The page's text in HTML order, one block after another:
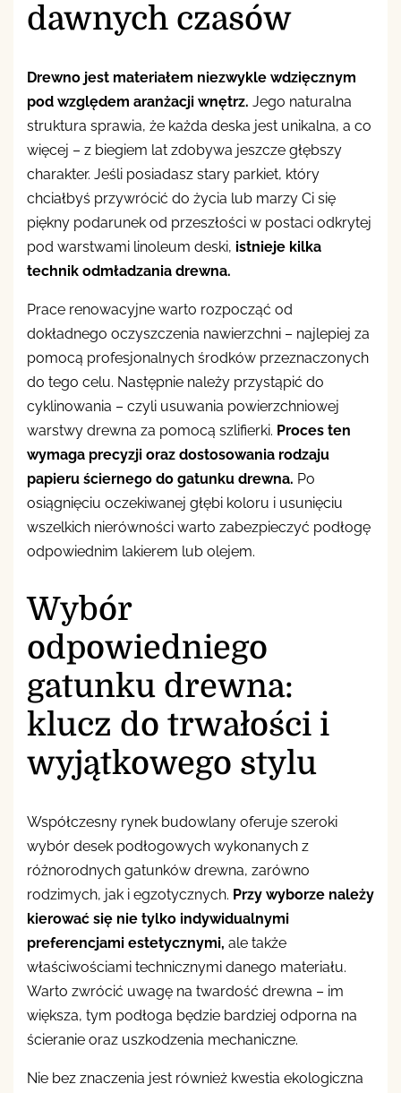
dawnych czasów
Drewno jest materiałem niezwykle wdzięcznym
pod względem aranżacji wnętrz. Jego naturalna
struktura sprawia, że każda deska jest unikalna, a co
więcej – z biegiem lat zdobywa jeszcze głębszy
charakter. Jeśli posiadasz stary parkiet, który
chciałbyś przywrócić do życia lub marzy Ci się
piękny podarunek od przeszłości w postaci odkrytej
pod warstwami linoleum deski, istnieje kilka
technik odmładzania drewna.
Prace renowacyjne warto rozpocząć od
dokładnego oczyszczenia nawierzchni – najlepiej za
pomocą profesjonalnych środków przeznaczonych
do tego celu. Następnie należy przystąpić do
cyklinowania – czyli usuwania powierzchniowej
warstwy drewna za pomocą szlifierki. Proces ten
wymaga precyzji oraz dostosowania rodzaju
papieru ściernego do gatunku drewna. Po
osiągnięciu oczekiwanej głębi koloru i usunięciu
wszelkich nierówności warto zabezpieczyć podłogę
odpowiednim lakierem lub olejem.
Wybór
odpowiedniego
gatunku drewna:
klucz do trwałości i
wyjątkowego stylu
Współczesny rynek budowlany oferuje szeroki
wybór desek podłogowych wykonanych z
różnorodnych gatunków drewna, zarówno
rodzimych, jak i egzotycznych. Przy wyborze należy
kierować się nie tylko indywidualnymi
preferencjami estetycznymi, ale także
właściwościami technicznymi danego materiału.
Warto zwrócić uwagę na twardość drewna – im
większa, tym podłoga będzie bardziej odporna na
ścieranie oraz uszkodzenia mechaniczne.
Nie bez znaczenia jest również kwestia ekologiczna